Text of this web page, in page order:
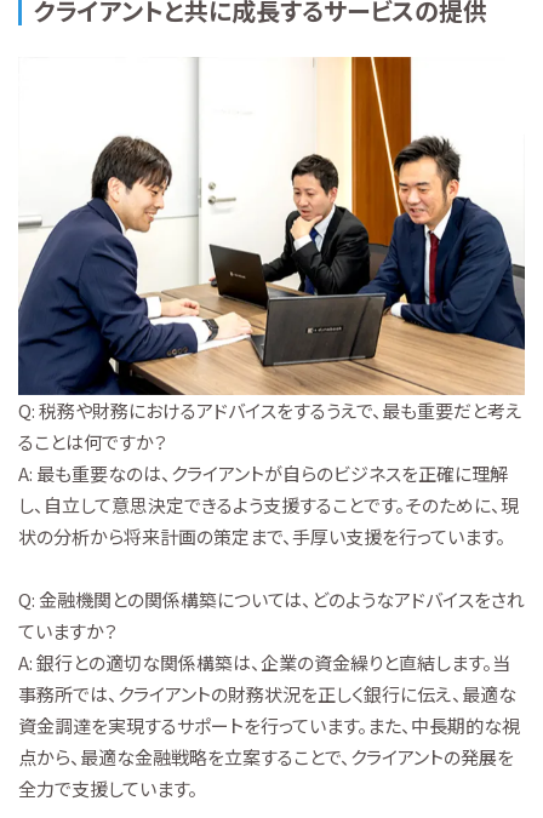
クライアントと共に成長するサービスの提供
Q: 税務や財務におけるアドバイスをするうえで、最も重要だと考え
ることは何ですか？
A: 最も重要なのは、クライアントが自らのビジネスを正確に理解
し、自立して意思決定できるよう支援することです。そのために、現
状の分析から将来計画の策定まで、手厚い支援を行っています。
Q: 金融機関との関係構築については、どのようなアドバイスをされ
ていますか？
A: 銀行との適切な関係構築は、企業の資金繰りと直結します。当
事務所では、クライアントの財務状況を正しく銀行に伝え、最適な
資金調達を実現するサポートを行っています。また、中長期的な視
点から、最適な金融戦略を立案することで、クライアントの発展を
全力で支援しています。